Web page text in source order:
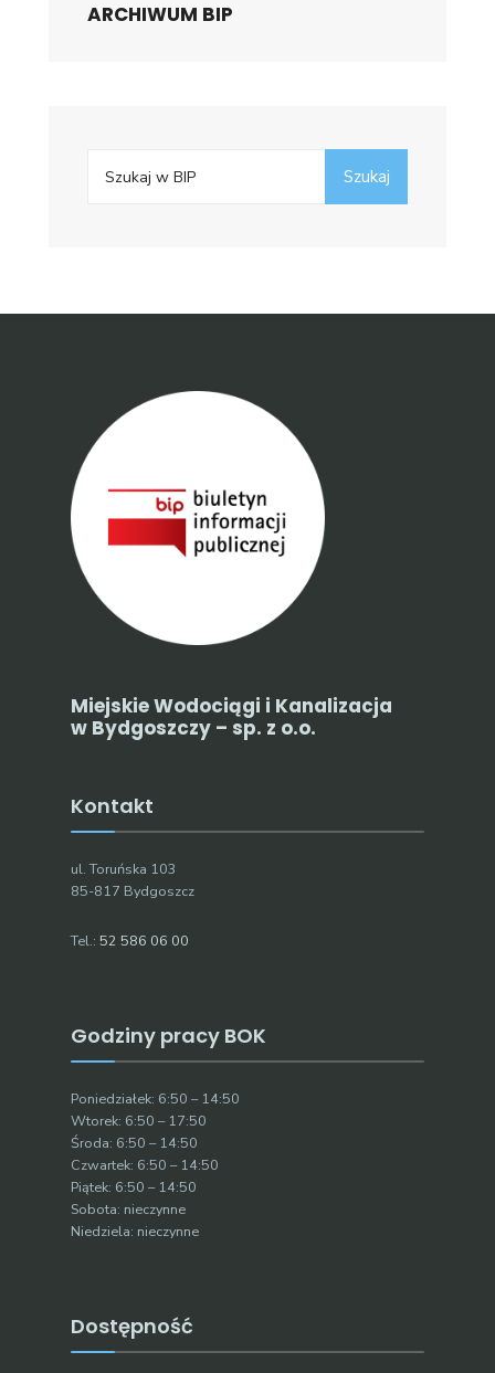
ARCHIWUM BIP
for:
Szukaj
Miejskie Wodociągi i Kanalizacja
w Bydgoszczy – sp. z o.o.
Kontakt
ul. Toruńska 103
85-817 Bydgoszcz
Tel.: 52 586 06 00
Godziny pracy BOK
Poniedziałek: 6:50 – 14:50
Wtorek: 6:50 – 17:50
Środa: 6:50 – 14:50
Czwartek: 6:50 – 14:50
Piątek: 6:50 – 14:50
Sobota: nieczynne
Niedziela: nieczynne
Dostępność